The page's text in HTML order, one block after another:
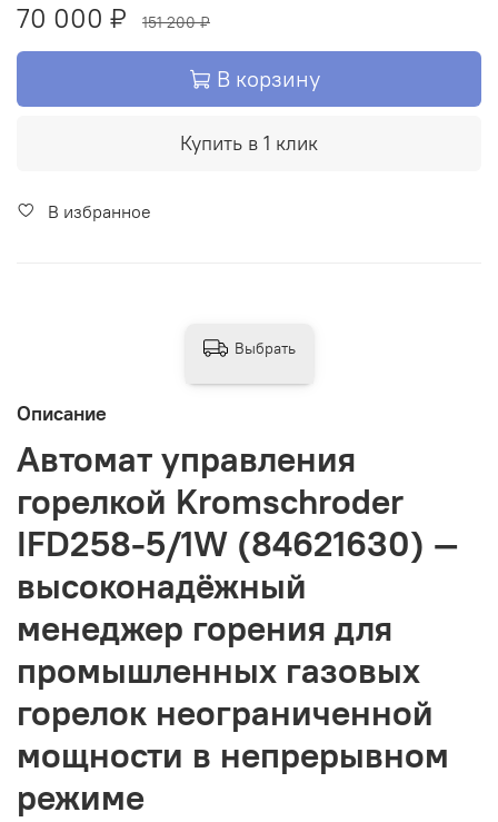
70 000 ₽ 151 200 ₽
В корзину
Купить в 1 клик
В избранное
Описание
Автомат управления
горелкой Kromschroder
IFD258-5/1W (84621630) —
высоконадёжный
менеджер горения для
промышленных газовых
горелок неограниченной
мощности в непрерывном
режиме
Выбрать